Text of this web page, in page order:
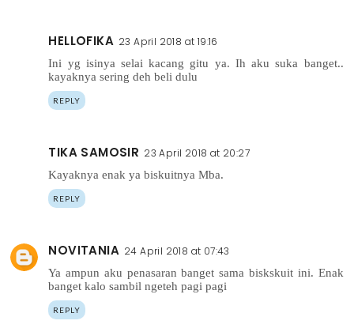
HELLOFIKA 23 April 2018 at 19:16
Ini yg isinya selai kacang gitu ya. Ih aku suka banget..
kayaknya sering deh beli dulu
REPLY
TIKA SAMOSIR 23 April 2018 at 20:27
Kayaknya enak ya biskuitnya Mba.
REPLY
NOVITANIA 24 April 2018 at 07:43
Ya ampun aku penasaran banget sama biskskuit ini. Enak
banget kalo sambil ngeteh pagi pagi
REPLY